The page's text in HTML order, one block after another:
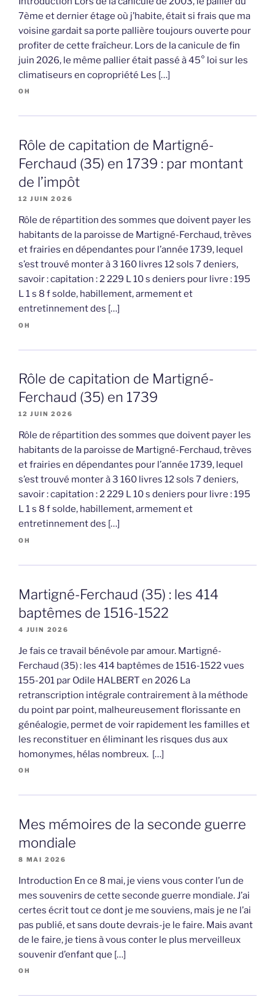
7ème et dernier étage où j’habite, était si frais que ma
voisine gardait sa porte pallière toujours ouverte pour
profiter de cette fraîcheur. Lors de la canicule de fin
juin 2026, le même pallier était passé à 45° loi sur les
climatiseurs en copropriété Les […]
OH
Rôle de capitation de Martigné-
Ferchaud (35) en 1739 : par montant
de l’impôt
12 JUIN 2026
Rôle de répartition des sommes que doivent payer les
habitants de la paroisse de Martigné-Ferchaud, trèves
et frairies en dépendantes pour l’année 1739, lequel
s’est trouvé monter à 3 160 livres 12 sols 7 deniers,
savoir : capitation : 2 229 L 10 s deniers pour livre : 195
L 1 s 8 f solde, habillement, armement et
entretinnement des […]
OH
Rôle de capitation de Martigné-
Ferchaud (35) en 1739
12 JUIN 2026
Rôle de répartition des sommes que doivent payer les
habitants de la paroisse de Martigné-Ferchaud, trèves
et frairies en dépendantes pour l’année 1739, lequel
s’est trouvé monter à 3 160 livres 12 sols 7 deniers,
savoir : capitation : 2 229 L 10 s deniers pour livre : 195
L 1 s 8 f solde, habillement, armement et
entretinnement des […]
OH
Martigné-Ferchaud (35) : les 414
baptêmes de 1516-1522
4 JUIN 2026
Je fais ce travail bénévole par amour. Martigné-
Ferchaud (35) : les 414 baptêmes de 1516-1522 vues
155-201 par Odile HALBERT en 2026 La
retranscription intégrale contrairement à la méthode
du point par point, malheureusement florissante en
généalogie, permet de voir rapidement les familles et
les reconstituer en éliminant les risques dus aux
homonymes, hélas nombreux. […]
OH
Mes mémoires de la seconde guerre
mondiale
8 MAI 2026
Introduction En ce 8 mai, je viens vous conter l’un de
mes souvenirs de cette seconde guerre mondiale. J’ai
certes écrit tout ce dont je me souviens, mais je ne l’ai
pas publié, et sans doute devrais-je le faire. Mais avant
de le faire, je tiens à vous conter le plus merveilleux
souvenir d’enfant que […]
OH